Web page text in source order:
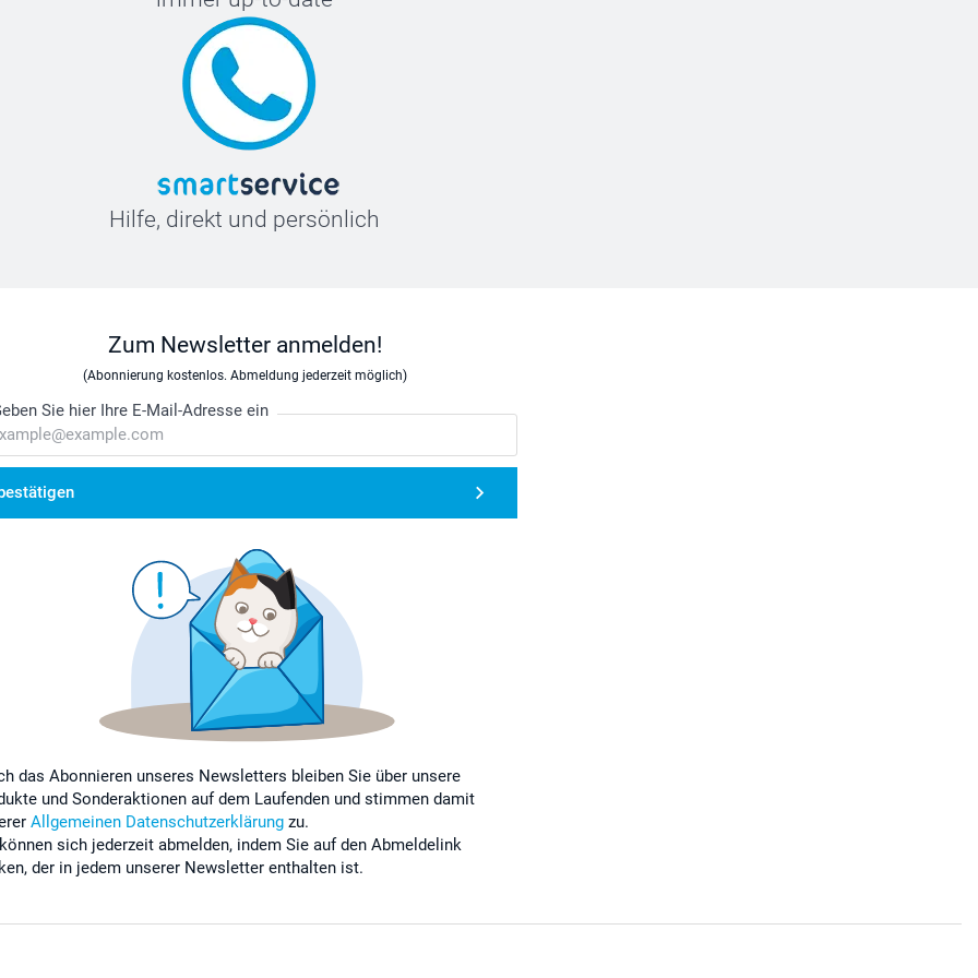
Hilfe, direkt und persönlich
Zum Newsletter anmelden!
(Abonnierung kostenlos. Abmeldung jederzeit möglich)
Sie hier Ihre E-Mail-Adresse ein
das Abonnieren unseres Newsletters bleiben Sie über unsere
und Sonderaktionen auf dem Laufenden und stimmen damit
Allgemeinen Datenschutzerklärung zu.
sich jederzeit abmelden, indem Sie auf den Abmeldelink
der in jedem unserer Newsletter enthalten ist.